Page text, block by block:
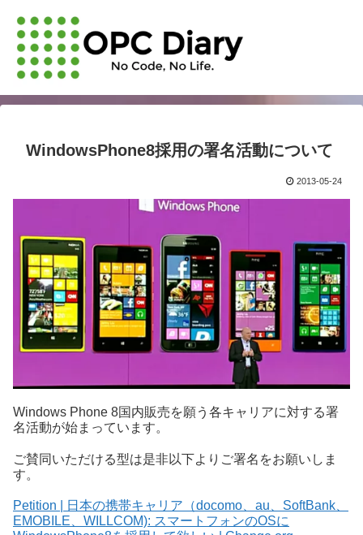
WindowsPhone8採用の署名活動について
2013-05-24
Windows Phone 8国内販売を願う各キャリアに対する署
名活動が始まっています。
ご賛同いただける型は是非以下よりご署名をお願いしま
す。
Petition | 日本の携帯キャリア（docomo、au、SoftBank、
EMOBILE、WILLCOM): スマートフォンのOSに